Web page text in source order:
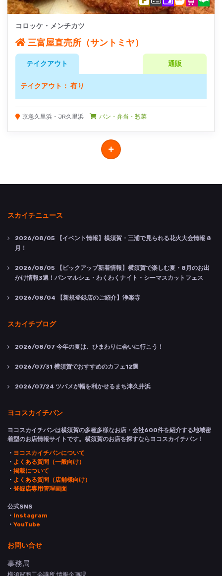
コロッケ・メンチカツ
三富屋直売所（サントミヤ）
テイクアウト 通販
テイクアウト： 有り
京急久里浜・JR久里浜 パン・弁当・惣菜
スカイチニュース
2026/08/05 【イベント情報】横須賀・三浦で見られる花火大会情報 8
月！
2026/08/05 【ピックアップ新着情報】横須賀で楽しむ夏・8月のお出
かけ情報3選！パンマルシェ・わくわくナイト・シーマスカットフェス
2026/08/04 【新規登録店のご紹介】浄楽寺
スカイチブログ
2026/08/07 今年の夏は、ひまわりに会いに行こう！
2026/07/31 横須賀でおすすめのカフェ12選
2026/07/24 ツバメが幅を利かせるまち津久井浜
ヨコスカイチバン
ヨコスカイチバンは横須賀の多種多様なお店・会社600件を紹介する地域密
着型のお店情報サイトです。横須賀のお店を探すならヨコスカイチバン！
・ ヨコスカイチバンについて
・ よくある質問（一般向け）
・ 掲載について
・ よくある質問（店舗様向け）
・ 登録店専用管理画面
公式SNS
・ Instagram
・ YouTube
お問い合せ
事務局
横須賀商工会議所 情報企画課